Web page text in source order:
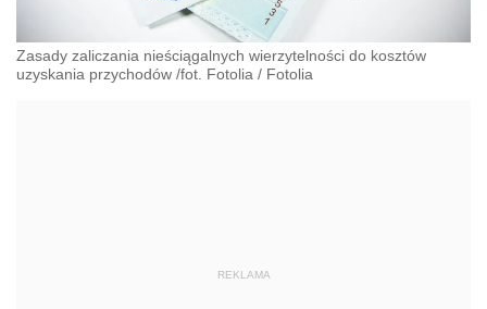
Zasady zaliczania nieściągalnych wierzytelności do kosztów
uzyskania przychodów /fot. Fotolia / Fotolia